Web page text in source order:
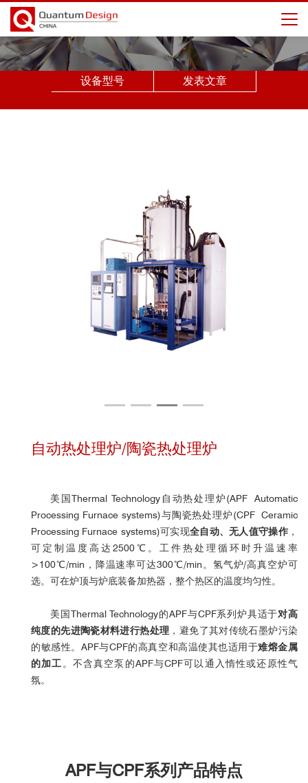
设备型号 发表文章
自动热处理炉/陶瓷热处理炉
美国Thermal Technology自动热处理炉(APF Automatic
Processing Furnace systems)与陶瓷热处理炉(CPF Ceramic
Processing Furnace systems)可实现全自动、无人值守操作 ，
可定制温度高达2500℃。工件热处理循环时升温速率
>100℃/min，降温速率可达300℃/min。氢气炉/高真空炉可
选。可在炉顶与炉底装备加热器，整个热区的温度均匀性。
美国Thermal Technology的APF与CPF系列炉具适于对高
纯度的先进陶瓷材料进行热处理 ，避免了其对传统石墨炉污染
的敏感性。APF与CPF的高真空和高温使其也适用于难熔金属
的加工 。不含真空泵的APF与CPF可以通入惰性或还原性气
氛。
APF与CPF系列产品特点